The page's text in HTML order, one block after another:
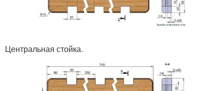
Центральная стойка.